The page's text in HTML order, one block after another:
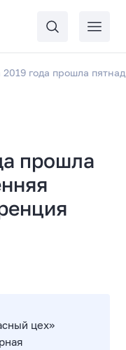
2019 года прошла
прошла
цех»